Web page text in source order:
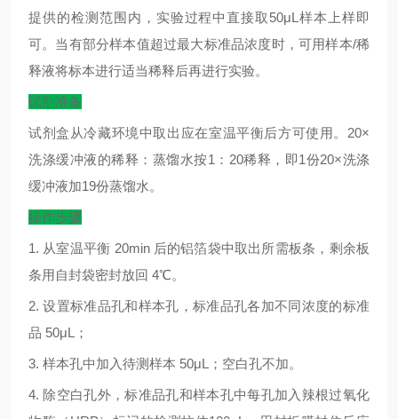
提供的检测范围内，实验过程中直接取 50μL 样本上样即
可。当有部分样本值超过最大标准品浓度时，可用样本/稀
释液将标本进行适当稀释后再进行实验。
试剂准备
试剂盒从冷藏环境中取出应在室温平衡后方可使用。 20×
洗涤缓冲液的稀释：蒸馏水按1 ： 20稀释，即1份20×洗涤
缓冲液加19份蒸馏水。
操作步骤
1. 从室温平衡 20min 后的铝箔袋中取出所需板条，剩余板
条用自封袋密封放回 4℃。
2.设置标准品孔和样本孔，标准品孔各加不同浓度的标准
品 50μL ；
3. 样本孔中加入待测样本 50μL ；空白孔不加。
4. 除空白孔外，标准品孔和样本孔中每孔加入辣根过氧化